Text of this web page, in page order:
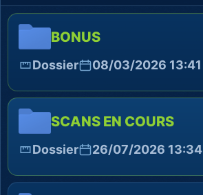
BONUS
Dossier 08/03/2026 13:41
SCANS EN COURS
Dossier 26/07/2026 13:34